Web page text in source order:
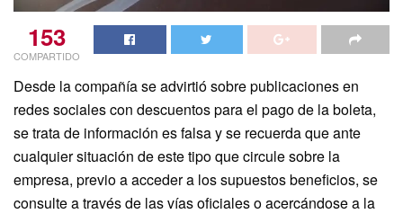
153
COMPARTIDO
Desde la compañía se advirtió sobre publicaciones en
redes sociales con descuentos para el pago de la boleta,
se trata de información es falsa y se recuerda que ante
cualquier situación de este tipo que circule sobre la
empresa, previo a acceder a los supuestos beneficios, se
consulte a través de las vías oficiales o acercándose a la